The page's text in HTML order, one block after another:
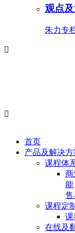
观点
朱力专


首页
产品及解决方
课程体
商
能
售
课程定制
课
在线及